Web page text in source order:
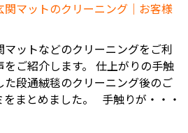
関マットのクリーニング｜お客様
ットなどのクリーニングをご利
ご紹介します。 仕上がりの手触
た段通絨毯のクリーニング後のご
まとめました。 手触りが・・・